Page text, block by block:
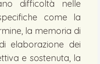
difficoltà nelle
come la
la memoria di
elaborazione dei
e sostenuta, la